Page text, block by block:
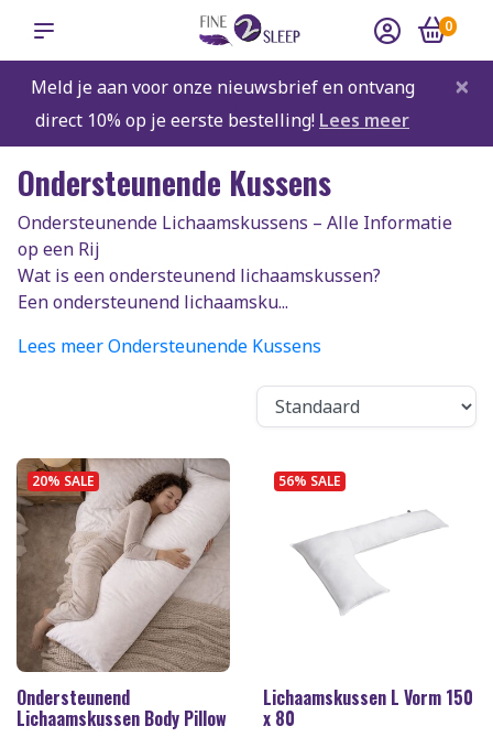
0
Meld je aan voor onze nieuwsbrief en ontvang
direct 10% op je eerste bestelling! Lees meer
×
Ondersteunende Kussens
Ondersteunende Lichaamskussens – Alle Informatie
op een Rij
Wat is een ondersteunend lichaamskussen?
Een ondersteunend lichaamsku...
Lees meer Ondersteunende Kussens
20% SALE
Ondersteunend
Lichaamskussen Body Pillow
56% SALE
Lichaamskussen L Vorm 150
x 80